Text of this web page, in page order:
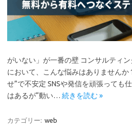
がいない」が一番の壁 コンサルティ
において、こんな悩みはありませんか
せ”で不安定 SNSや発信を頑張っても
はあるが“動い… 続きを読む »
カテゴリー: web